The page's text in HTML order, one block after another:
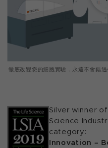
徹底改變您的細胞實驗，永遠不會錯過
Silver winner
Science
category:
Innovation –